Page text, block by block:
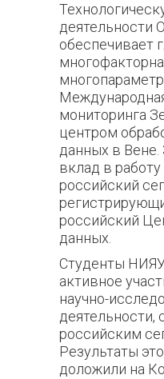
деятельности
обеспечивает
мониторинга
центром
данных в Вене.
вклад в
российский
российский
данных.
Студенты
активное
научно-
деятельности,
российским
Результаты
доложили на